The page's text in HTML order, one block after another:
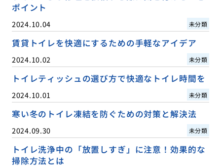
ポイント
2024.10.04 未分類
賃貸トイレを快適にするための手軽なアイデア
2024.10.02 未分類
トイレティッシュの選び方で快適なトイレ時間を
2024.10.01 未分類
寒い冬のトイレ凍結を防ぐための対策と解決法
2024.09.30 未分類
トイレ洗浄中の「放置しすぎ」に注意！効果的な
掃除方法とは